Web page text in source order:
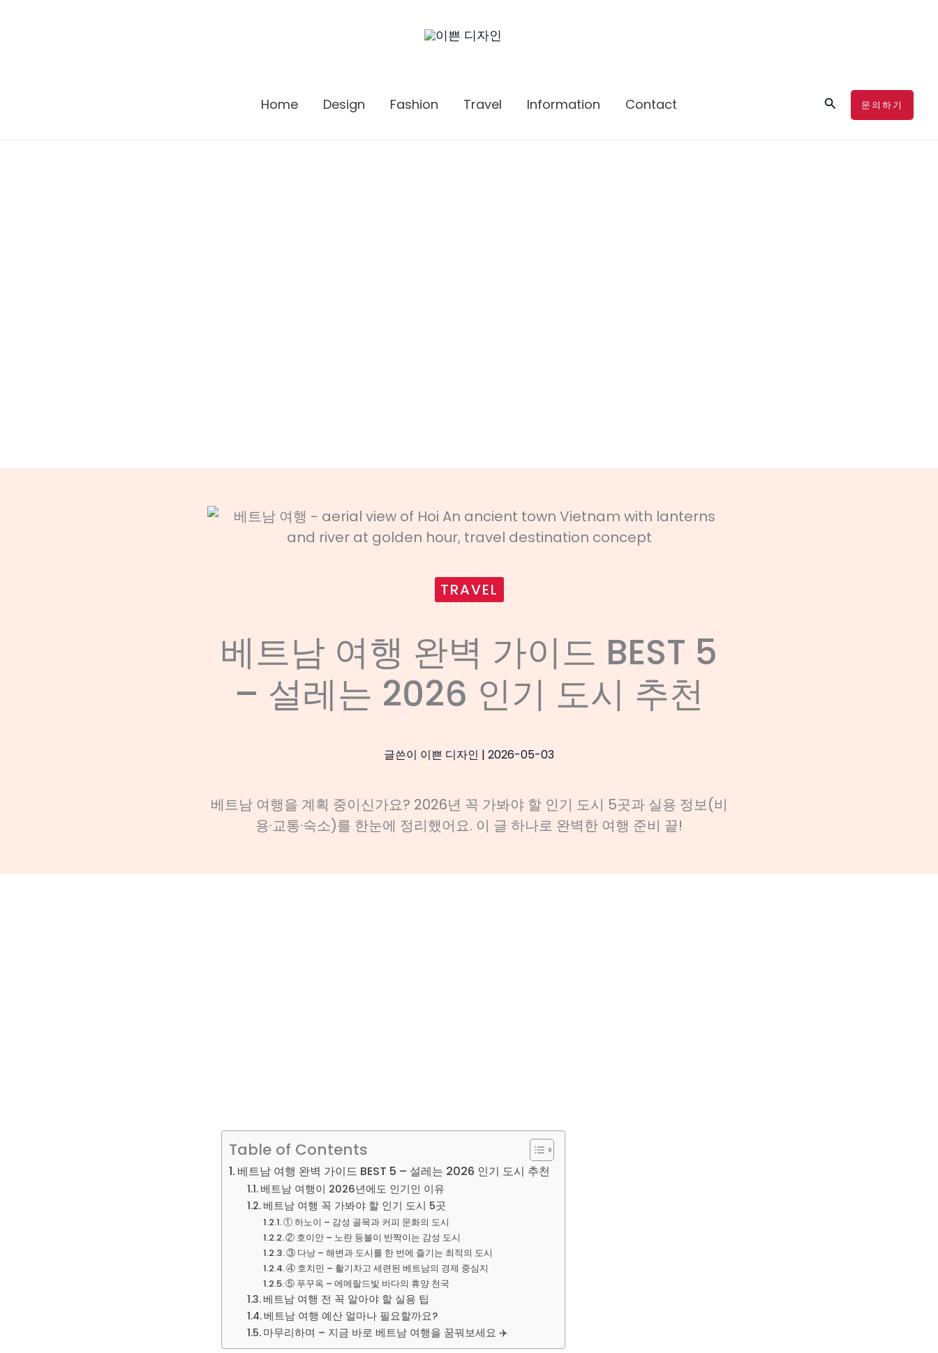
Home Design Fashion Travel Information Contact
검
문의하기
TRAVEL
베트남 여행 완벽 가이드 BEST 5
– 설레는 2026 인기 도시 추천
글쓴이 이쁜 디자인 | 2026-05-03
베트남 여행을 계획 중이신가요? 2026년 꼭 가봐야 할 인기 도시 5곳과 실용 정보(비
용·교통·숙소)를 한눈에 정리했어요. 이 글 하나로 완벽한 여행 준비 끝!
Table of Contents
베트남 여행 완벽 가이드 BEST 5 – 설레는 2026 인기 도시 추천
베트남 여행이 2026년에도 인기인 이유
베트남 여행 꼭 가봐야 할 인기 도시 5곳
① 하노이 – 감성 골목과 커피 문화의 도시
② 호이안 – 노란 등불이 반짝이는 감성 도시
③ 다낭 – 해변과 도시를 한 번에 즐기는 최적의 도시
④ 호치민 – 활기차고 세련된 베트남의 경제 중심지
⑤ 푸꾸옥 – 에메랄드빛 바다의 휴양 천국
베트남 여행 전 꼭 알아야 할 실용 팁
베트남 여행 예산 얼마나 필요할까요?
마무리하며 – 지금 바로 베트남 여행을 꿈꿔보세요 ✈️